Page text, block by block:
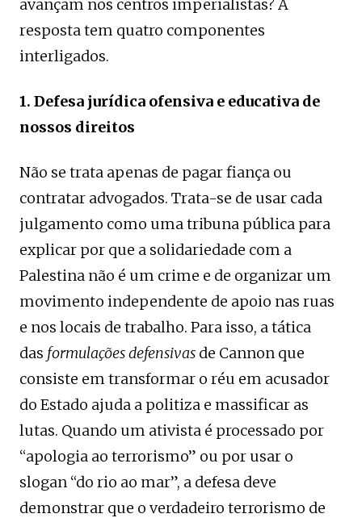
avançam nos centros imperialistas? A
resposta tem quatro componentes
interligados.
1. Defesa jurídica ofensiva e educativa de
nossos direitos
Não se trata apenas de pagar fiança ou
contratar advogados. Trata-se de usar cada
julgamento como uma tribuna pública para
explicar por que a solidariedade com a
Palestina não é um crime e de organizar um
movimento independente de apoio nas ruas
e nos locais de trabalho. Para isso, a tática
das formulações defensivas de Cannon que
consiste em transformar o réu em acusador
do Estado ajuda a politiza e massificar as
lutas. Quando um ativista é processado por
“apologia ao terrorismo” ou por usar o
slogan “do rio ao mar”, a defesa deve
demonstrar que o verdadeiro terrorismo de